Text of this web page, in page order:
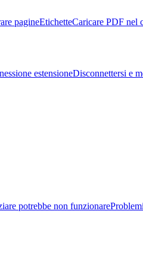
pagineEtichetteCaricare PDF nel
estensioneDisconnettersi e
potrebbe non funzionare